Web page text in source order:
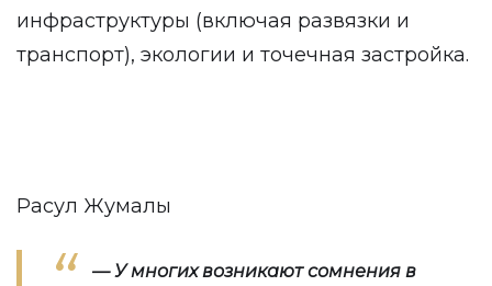
инфраструктуры (включая развязки и
транспорт), экологии и точечная застройка.
Расул Жумалы
— У многих возникают сомнения в